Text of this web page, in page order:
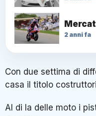
2 anni fa
Con due settima di
casa il titolo
Al di la delle moto i